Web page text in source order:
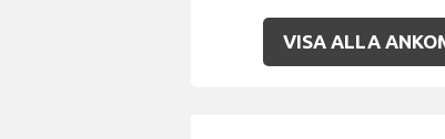
VISA ALLA